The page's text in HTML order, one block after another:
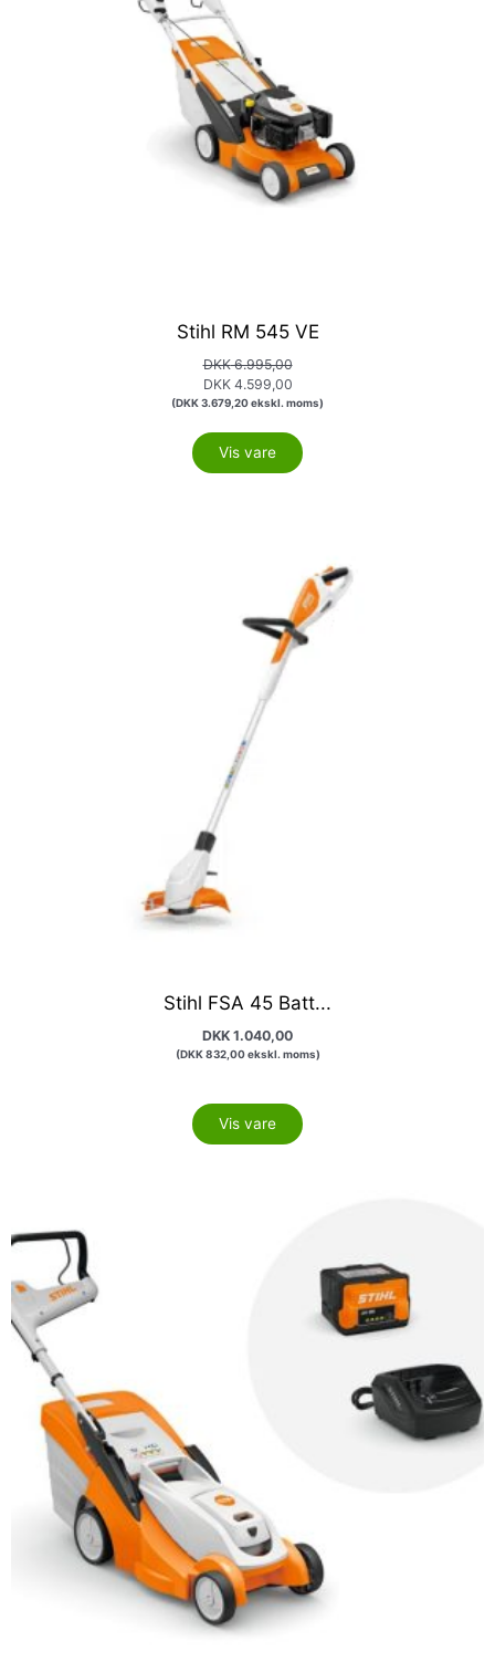
Stihl RM 545 VE
DKK6.995,00
DKK4.599,00
(DKK3.679,20ekskl. moms)
Vis vare
Stihl FSA 45 Batt...
DKK 1.040,00
(DKK832,00ekskl. moms)
Vis vare